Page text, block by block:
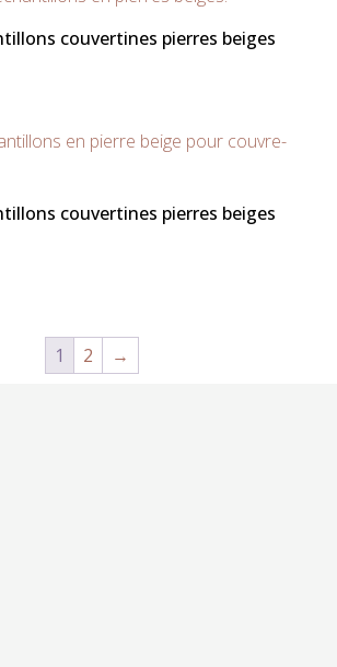
couvertines pierres beiges
couvertines pierres beiges
1 2 →